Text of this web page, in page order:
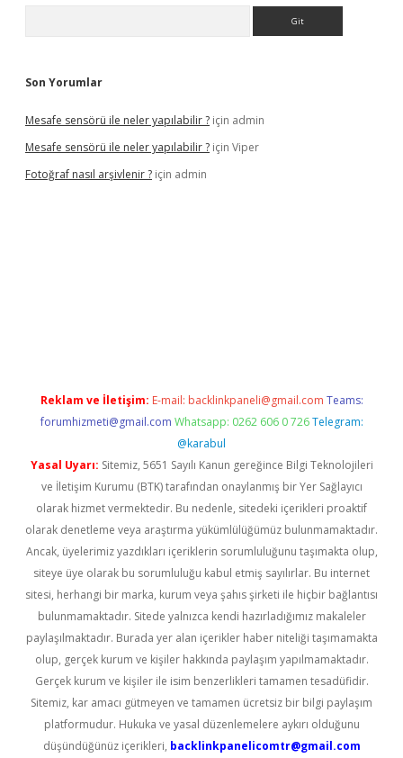
Son Yorumlar
Mesafe sensörü ile neler yapılabilir ? için admin
Mesafe sensörü ile neler yapılabilir ? için Viper
Fotoğraf nasıl arşivlenir ? için admin
Reklam ve İletişim: E-mail: backlinkpaneli@gmail.com Teams:
forumhizmeti@gmail.com Whatsapp: 0262 606 0 726 Telegram:
@karabul
Yasal Uyarı: Sitemiz, 5651 Sayılı Kanun gereğince Bilgi Teknolojileri
ve İletişim Kurumu (BTK) tarafından onaylanmış bir Yer Sağlayıcı
olarak hizmet vermektedir. Bu nedenle, sitedeki içerikleri proaktif
olarak denetleme veya araştırma yükümlülüğümüz bulunmamaktadır.
Ancak, üyelerimiz yazdıkları içeriklerin sorumluluğunu taşımakta olup,
siteye üye olarak bu sorumluluğu kabul etmiş sayılırlar. Bu internet
sitesi, herhangi bir marka, kurum veya şahıs şirketi ile hiçbir bağlantısı
bulunmamaktadır. Sitede yalnızca kendi hazırladığımız makaleler
paylaşılmaktadır. Burada yer alan içerikler haber niteliği taşımamakta
olup, gerçek kurum ve kişiler hakkında paylaşım yapılmamaktadır.
Gerçek kurum ve kişiler ile isim benzerlikleri tamamen tesadüfidir.
Sitemiz, kar amacı gütmeyen ve tamamen ücretsiz bir bilgi paylaşım
platformudur. Hukuka ve yasal düzenlemelere aykırı olduğunu
düşündüğünüz içerikleri, backlinkpanelicomtr@gmail.com